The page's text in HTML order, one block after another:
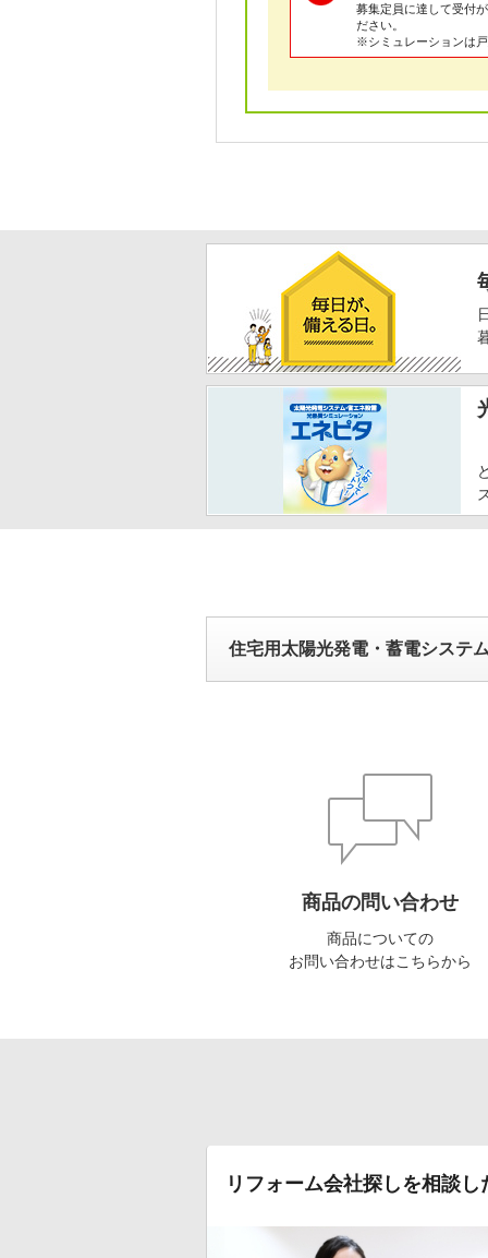
募集定員に達して受付
ださい。
※シミュレーションは戸
住宅用太陽光発電・蓄電システ
商品の問い合わせ
商品についての
お問い合わせはこちらから
リフォーム会社探しを相談し